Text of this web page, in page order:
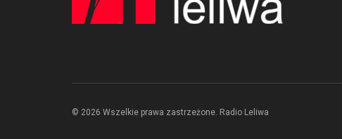
© 2026 Wszelkie prawa zastrzeżone. Radio Leliwa